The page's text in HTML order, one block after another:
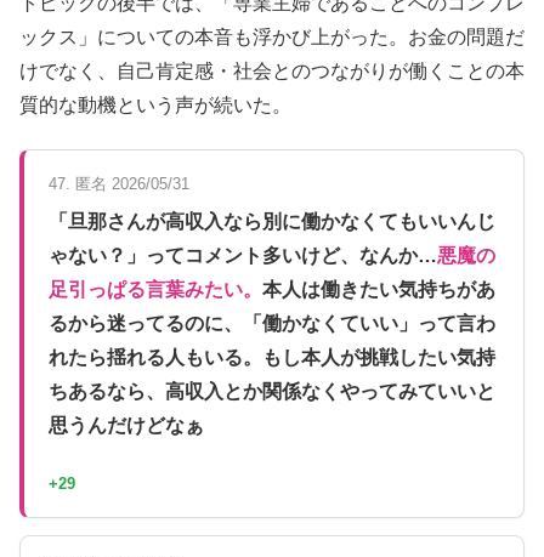
ックス」についての本音も浮かび上がった。お金の問題だ
けでなく、自己肯定感・社会とのつながりが働くことの本
質的な動機という声が続いた。
47. 匿名 2026/05/31
「旦那さんが高収入なら別に働かなくてもいいんじ
ゃない？」ってコメント多いけど、なんか…悪魔の
足引っぱる言葉みたい。 本人は働きたい気持ちがあ
るから迷ってるのに、「働かなくていい」って言わ
れたら揺れる人もいる。もし本人が挑戦したい気持
ちあるなら、高収入とか関係なくやってみていいと
思うんだけどなぁ
+29